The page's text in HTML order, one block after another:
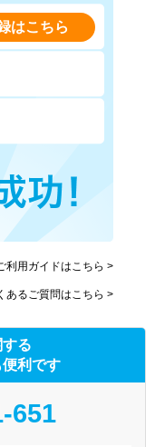
はこちら
利用ガイドはこちら >
あるご質問はこちら >
る
利です
651